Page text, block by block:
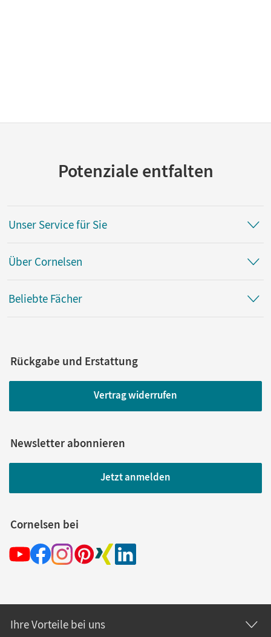
Potenziale entfalten
Unser Service für Sie
Über Cornelsen
Beliebte Fächer
Rückgabe und Erstattung
Vertrag widerrufen
Newsletter abonnieren
Jetzt anmelden
Cornelsen bei
Ihre Vorteile bei uns